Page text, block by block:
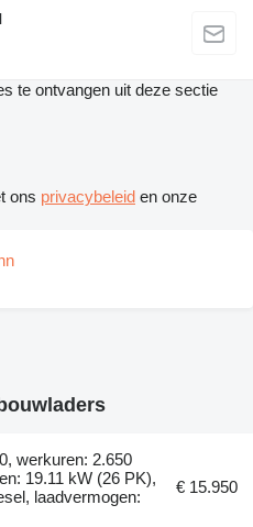
te ontvangen uit deze sectie
ons privacybeleid en onze
werkuren: 2.650
19.11 kW (26 PK),
laadvermogen:
€ 15.950